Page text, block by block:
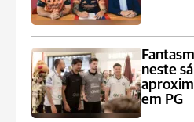
neste
em PG